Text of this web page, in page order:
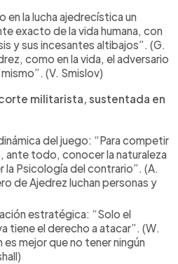
en la lucha ajedrecística un
exacto de la vida humana, con
y sus incesantes altibajos”. (G.
como en la vida, el adversario
(V. Smislov)
militarista, sustentada en
del juego: “Para competir
ante todo, conocer la naturaleza
la Psicología del contrario”. (A.
de Ajedrez luchan personas y
estratégica: “Solo el
tiene el derecho a atacar”. (W.
es mejor que no tener ningún